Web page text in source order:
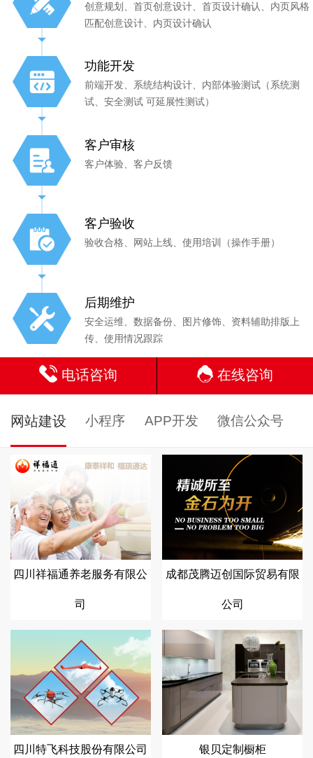
创意规划、首页创意设计、首页设计确认、内页风格
匹配创意设计、内页设计确认
功能开发
前端开发、系统结构设计、内部体验测试（系统测
试、安全测试 可延展性测试）
客户审核
客户体验、客户反馈
客户验收
验收合格、网站上线、使用培训（操作手册）
后期维护
安全运维、数据备份、图片修饰、资料辅助排版上
传、使用情况跟踪
电话咨询 在线咨询
网站建设 小程序 APP开发 微信公众号
四川祥福通养老服务有限公
司
成都茂腾迈创国际贸易有限
公司
四川特飞科技股份有限公司 银贝定制橱柜